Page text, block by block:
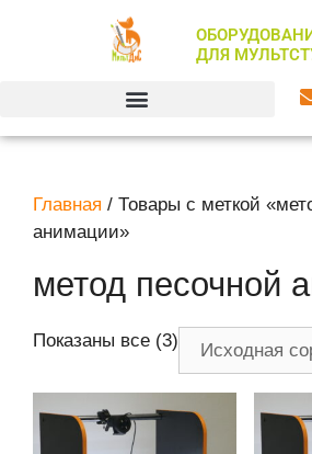
ДЛЯ
Главная / Товары с меткой
анимации»
метод песочной
Показаны все (3)